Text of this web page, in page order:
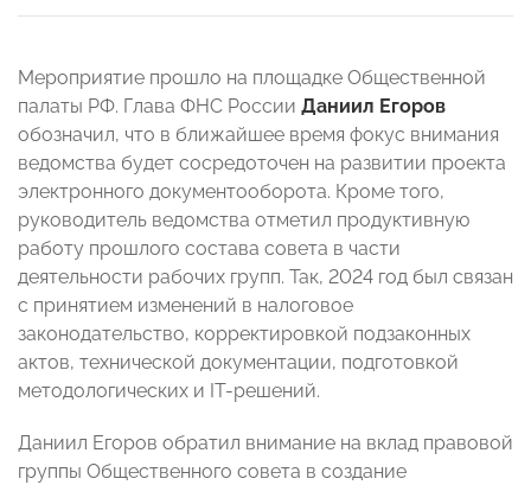
Мероприятие прошло на площадке Общественной
палаты РФ. Глава ФНС России Даниил Егоров
обозначил, что в ближайшее время фокус внимания
ведомства будет сосредоточен на развитии проекта
электронного документооборота. Кроме того,
руководитель ведомства отметил продуктивную
работу прошлого состава совета в части
деятельности рабочих групп. Так, 2024 год был связан
с принятием изменений в налоговое
законодательство, корректировкой подзаконных
актов, технической документации, подготовкой
методологических и IT-решений.
Даниил Егоров обратил внимание на вклад правовой
группы Общественного совета в создание